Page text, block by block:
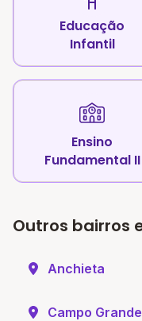
Educação
Infantil
Ensino
Fundamental II
Outros bairros
Anchieta
Campo Grande